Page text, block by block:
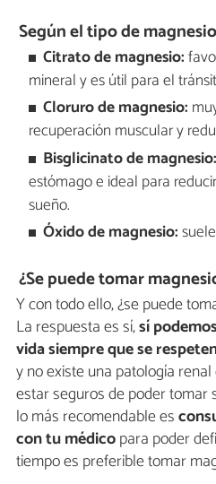
Según el tipo de magnesio
Citrato de magnesio:
mineral y es útil para el
Cloruro de magnesio:
recuperación muscular y
Bisglicinato de magnesio:
estómago e ideal para
sueño.
Óxido de magnesio:
¿Se puede tomar
Y con todo ello, ¿se puede
La respuesta es sí,sí
vida siempre que se
y no existe una patología
estar seguros de poder tomar
lo más recomendable es
con tu médicopara poder
tiempo es preferible tomar